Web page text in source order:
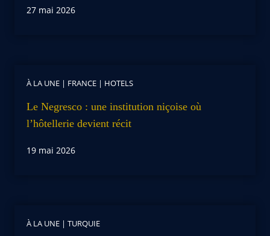
27 mai 2026
À LA UNE | FRANCE | HOTELS
Le Negresco : une institution niçoise où
l’hôtellerie devient récit
19 mai 2026
À LA UNE | TURQUIE